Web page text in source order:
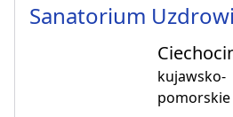
Sanatorium
kujawsko-
pomorskie